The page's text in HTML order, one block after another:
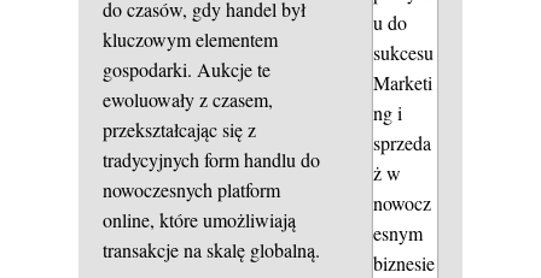
do czasów, gdy handel był
kluczowym elementem
gospodarki. Aukcje te
ewoluowały z czasem,
przekształcając się z
tradycyjnych form handlu do
nowoczesnych platform
online, które umożliwiają
transakcje na skalę globalną.
u do
sukcesu
Marketi
ng i
sprzeda
ż w
nowocz
esnym
biznesie